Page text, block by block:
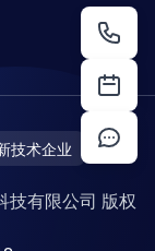
技术企业
技有限公司 版权